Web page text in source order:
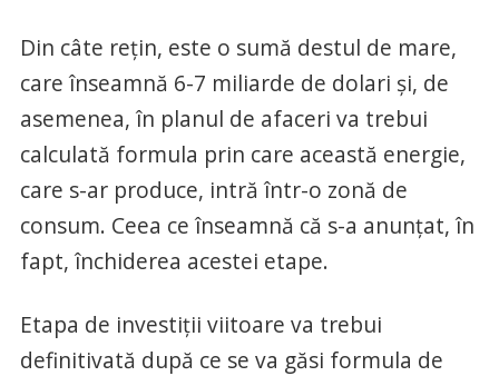
Din câte rețin, este o sumă destul de mare,
care înseamnă 6-7 miliarde de dolari și, de
asemenea, în planul de afaceri va trebui
calculată formula prin care această energie,
care s-ar produce, intră într-o zonă de
consum. Ceea ce înseamnă că s-a anunțat, în
fapt, închiderea acestei etape.
Etapa de investiții viitoare va trebui
definitivată după ce se va găsi formula de